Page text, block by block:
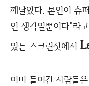
깨달았다. 본인이 슈
인 생각일뿐이다"라
있는 스크린샷에서
이미 들어간 사람들